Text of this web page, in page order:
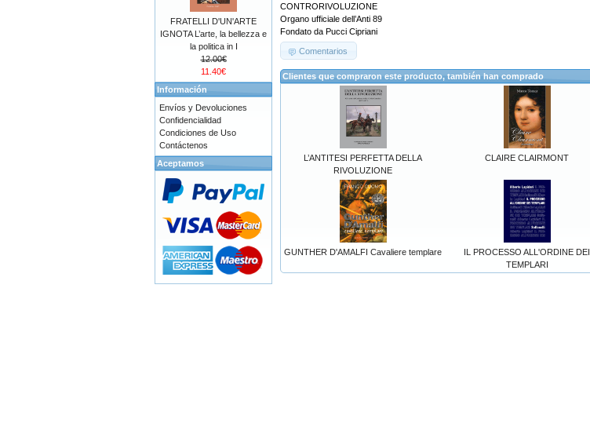
CONTRORIVOLUZIONE
Organo ufficiale dell’Anti 89
Fondato da Pucci Cipriani
Comentarios
Clientes que compraron este producto, también han comprado
L’ANTITESI PERFETTA DELLA
RIVOLUZIONE
CLAIRE CLAIRMONT
GUNTHER D'AMALFI Cavaliere templare
IL PROCESSO ALL'ORDINE DEI
TEMPLARI
FRATELLI D'UN'ARTE
IGNOTA L’arte, la bellezza e
la politica in I
12.00€
11.40€
Información
Envíos y Devoluciones
Confidencialidad
Condiciones de Uso
Contáctenos
Aceptamos